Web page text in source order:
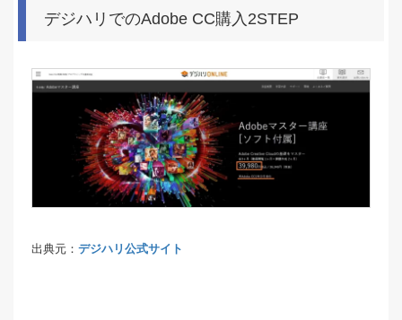
デジハリでのAdobe CC購入2STEP
出典元： デジハリ公式サイト